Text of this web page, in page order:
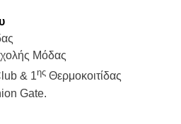
Μόδας
& 1ης Θερμοκοιτίδας
Gate.